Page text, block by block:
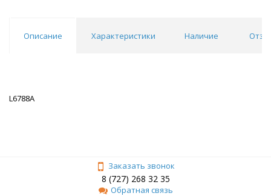
Описание Характеристики Наличие
L6788A
Заказать звонок
8 (727) 268 32 35
Обратная связь